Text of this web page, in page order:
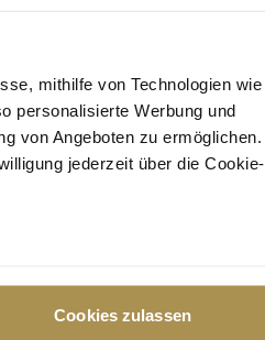
mithilfe von Technologien wie
personalisierte Werbung und
von Angeboten zu ermöglichen.
jederzeit über die Cookie-
Ihre Präferenzen im
Cookies zulassen